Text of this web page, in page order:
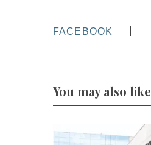
FACEBOOK
You may also like